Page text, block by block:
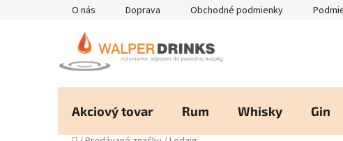
O nás Doprava Obchodné podmienky
Akciový tovar Rum Whisky Gin